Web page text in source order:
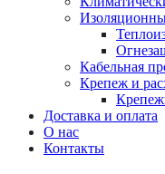
Кабельная
Крепеж и
Доставка и оплата
О нас
Контакты